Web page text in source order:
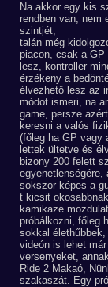
Na akkor egy kis
rendben van, nem
szintjét,
talán még
piacon, csak a
lesz, kontroller
érzékeny a
élvezhető lesz az
módot ismeri, na
game, persze
keresni a valós
(főleg ha GP vagy
lettek ültetve és
bizony 200 felett
sokszor képes a
t kicsit
kamikaze
próbálkozni, főleg
sokkal
videón is lehet
versenyeket,
Ride 2 Makaó,
szakaszát. Egy